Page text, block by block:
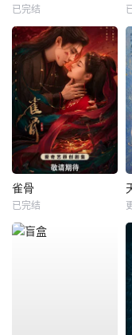
已完结
雀骨
已完结